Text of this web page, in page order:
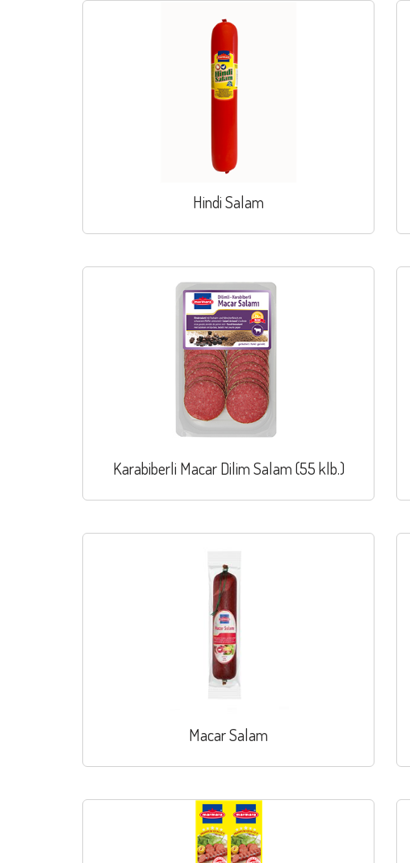
Hindi Salam
Karabiberli Macar Dilim Salam (55 klb.)
Macar Salam